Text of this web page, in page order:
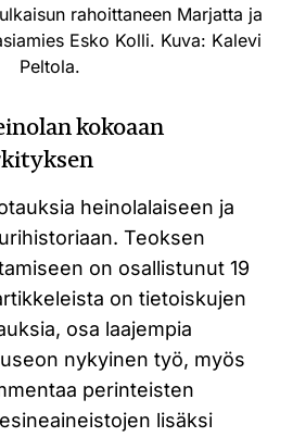
rahoittaneen Marjatta ja
Esko Kolli. Kuva: Kalevi
Peltola.
kokoaan
heinolalaiseen ja
Teoksen
on osallistunut 19
on tietoiskujen
osa laajempia
nykyinen työ, myös
perinteisten
lisäksi